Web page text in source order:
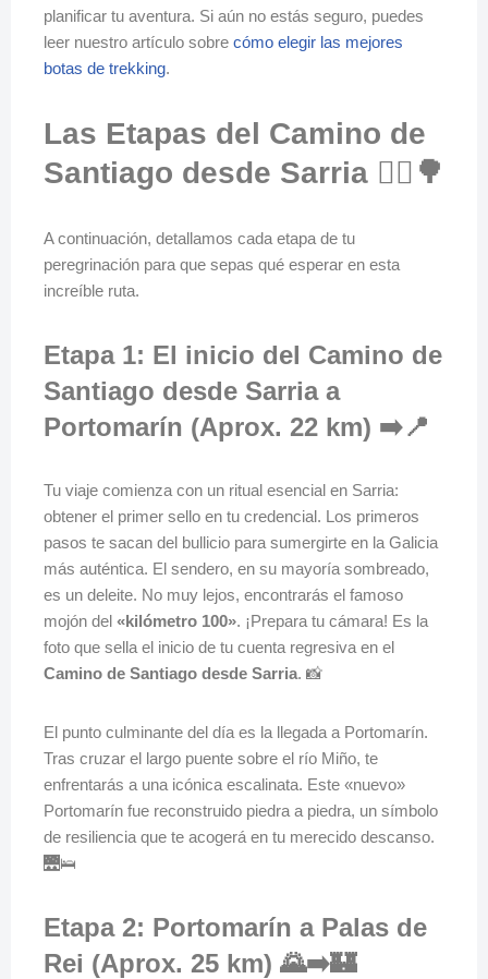
planificar tu aventura. Si aún no estás seguro, puedes
leer nuestro artículo sobre cómo elegir las mejores
botas de trekking.
Las Etapas del Camino de
Santiago desde Sarria 🚶‍♀️🌳
A continuación, detallamos cada etapa de tu
peregrinación para que sepas qué esperar en esta
increíble ruta.
Etapa 1: El inicio del Camino de
Santiago desde Sarria a
Portomarín (Aprox. 22 km) ➡️📍
Tu viaje comienza con un ritual esencial en Sarria:
obtener el primer sello en tu credencial. Los primeros
pasos te sacan del bullicio para sumergirte en la Galicia
más auténtica. El sendero, en su mayoría sombreado,
es un deleite. No muy lejos, encontrarás el famoso
mojón del «kilómetro 100». ¡Prepara tu cámara! Es la
foto que sella el inicio de tu cuenta regresiva en el
Camino de Santiago desde Sarria. 📸
El punto culminante del día es la llegada a Portomarín.
Tras cruzar el largo puente sobre el río Miño, te
enfrentarás a una icónica escalinata. Este «nuevo»
Portomarín fue reconstruido piedra a piedra, un símbolo
de resiliencia que te acogerá en tu merecido descanso.
🌉🛌
Etapa 2: Portomarín a Palas de
Rei (Aprox. 25 km) 🌄➡️🏰